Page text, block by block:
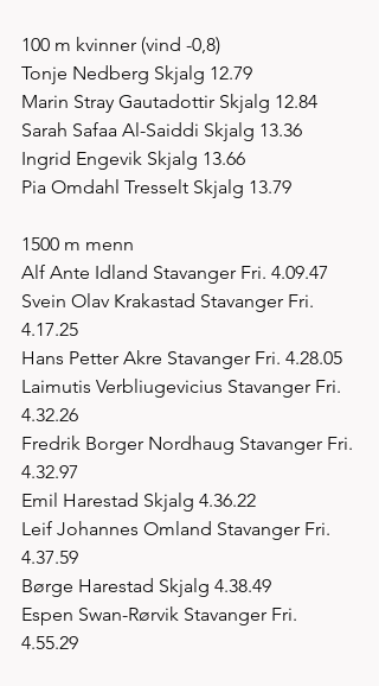
100 m kvinner (vind -0,8)
Tonje Nedberg Skjalg 12.79
Marin Stray Gautadottir Skjalg 12.84
Sarah Safaa Al-Saiddi Skjalg 13.36
Ingrid Engevik Skjalg 13.66
Pia Omdahl Tresselt Skjalg 13.79
1500 m menn
Alf Ante Idland Stavanger Fri. 4.09.47
Svein Olav Krakastad Stavanger Fri.
4.17.25
Hans Petter Akre Stavanger Fri. 4.28.05
Laimutis Verbliugevicius Stavanger Fri.
4.32.26
Fredrik Borger Nordhaug Stavanger Fri.
4.32.97
Emil Harestad Skjalg 4.36.22
Leif Johannes Omland Stavanger Fri.
4.37.59
Børge Harestad Skjalg 4.38.49
Espen Swan-Rørvik Stavanger Fri.
4.55.29